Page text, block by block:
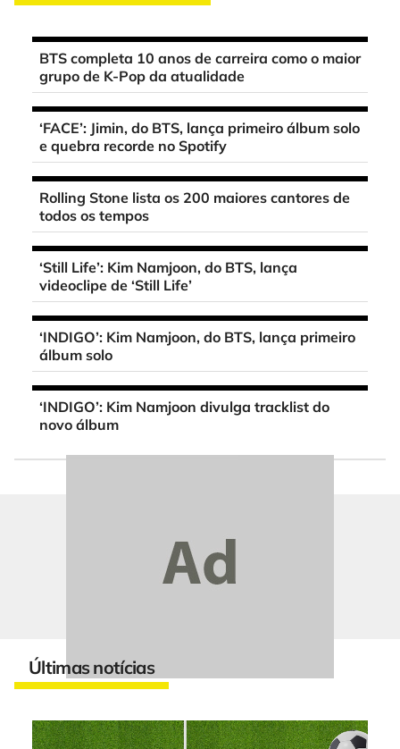
BTS completa 10 anos de carreira como o maior
grupo de K-Pop da atualidade
‘FACE’: Jimin, do BTS, lança primeiro álbum solo
e quebra recorde no Spotify
Rolling Stone lista os 200 maiores cantores de
todos os tempos
‘Still Life’: Kim Namjoon, do BTS, lança
videoclipe de ‘Still Life’
‘INDIGO’: Kim Namjoon, do BTS, lança primeiro
álbum solo
‘INDIGO’: Kim Namjoon divulga tracklist do
novo álbum
Últimas notícias